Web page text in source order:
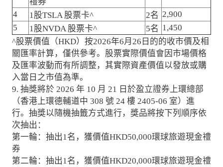
4
1股TSLA 股票卡^ 2名 2,900
5
1股NVDA 股票卡^ 5名 1,450
^股票價值（HKD）按2026年6月26日的的收市價及相
關匯率計算，僅供參考。股票實際價值會因市場價格
及匯率波動而有所調整，其實際資產價值以發放或購
入當日之市值為準。
9. 抽獎將於 2026 年 10 月 21 日於盈立證券上環總部
（香港上環德輔道中 308 號 24 樓 2405-06 室）進
行。抽獎以隨機抽籤方式進行，獎品將按下列順序依
次抽出：
第一輪：抽出1名，獲價值HKD50,000環球旅遊現金禮
券
第二輪：抽出1名，獲價值HKD20,000環球旅遊現金禮